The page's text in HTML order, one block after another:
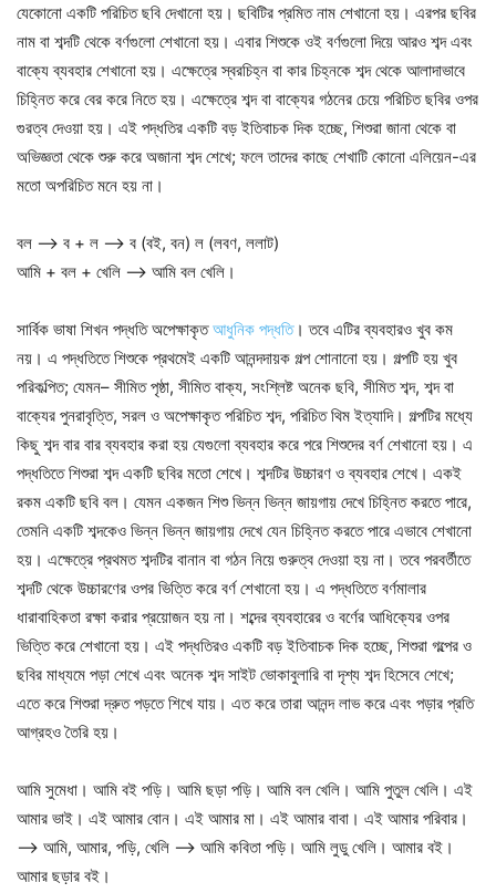
যেকোনো একটি পরিচিত ছবি দেখানো হয়। ছবিটির প্রমিত নাম শেখানো হয়। এরপর ছবির
নাম বা শব্দটি থেকে বর্ণগুলো শেখানো হয়। এবার শিশুকে ওই বর্ণগুলো দিয়ে আরও শব্দ এবং
বাক্যে ব্যবহার শেখানো হয়। এক্ষেত্রে স্বরচিহ্ন বা কার চিহ্নকে শব্দ থেকে আলাদাভাবে
চিহ্নিত করে বের করে নিতে হয়। এক্ষেত্রে শব্দ বা বাক্যের গঠনের চেয়ে পরিচিত ছবির ওপর
গুরত্ব দেওয়া হয়। এই পদ্ধতির একটি বড় ইতিবাচক দিক হচ্ছে, শিশুরা জানা থেকে বা
অভিজ্ঞতা থেকে শুরু করে অজানা শব্দ শেখে; ফলে তাদের কাছে শেখাটি কোনো এলিয়েন-এর
মতো অপরিচিত মনে হয় না।
বল –> ব + ল –> ব (বই, বন) ল (লবণ, ললাট)
আমি + বল + খেলি –> আমি বল খেলি।
সার্বিক ভাষা শিখন পদ্ধতি অপেক্ষাকৃতআধুনিক পদ্ধতি। তবে এটির ব্যবহারও খুব কম
নয়। এ পদ্ধতিতে শিশুকে প্রথমেই একটি আনন্দদায়ক গল্প শোনানো হয়। গল্পটি হয় খুব
পরিকল্পিত; যেমন– সীমিত পৃষ্ঠা, সীমিত বাক্য, সংশ্লিষ্ট অনেক ছবি, সীমিত শব্দ, শব্দ বা
বাক্যের পুনরাবৃত্তি, সরল ও অপেক্ষাকৃত পরিচিত শব্দ, পরিচিত থিম ইত্যাদি। গল্পটির মধ্যে
কিছু শব্দ বার বার ব্যবহার করা হয় যেগুলো ব্যবহার করে পরে শিশুদের বর্ণ শেখানো হয়। এ
পদ্ধতিতে শিশুরা শব্দ একটি ছবির মতো শেখে। শব্দটির উচ্চারণ ও ব্যবহার শেখে। একই
রকম একটি ছবি বল। যেমন একজন শিশু ভিন্ন ভিন্ন জায়গায় দেখে চিহ্নিত করতে পারে,
তেমনি একটি শব্দকেও ভিন্ন ভিন্ন জায়গায় দেখে যেন চিহ্নিত করতে পারে এভাবে শেখানো
হয়। এক্ষেত্রে প্রথমত শব্দটির বানান বা গঠন নিয়ে গুরুত্ব দেওয়া হয় না। তবে পরবর্তীতে
শব্দটি থেকে উচ্চারণের ওপর ভিত্তি করে বর্ণ শেখানো হয়। এ পদ্ধতিতে বর্ণমালার
ধারাবাহিকতা রক্ষা করার প্রয়োজন হয় না। শব্দের ব্যবহারের ও বর্ণের আধিক্যের ওপর
ভিত্তি করে শেখানো হয়। এই পদ্ধতিরও একটি বড় ইতিবাচক দিক হচ্ছে, শিশুরা গল্পের ও
ছবির মাধ্যমে পড়া শেখে এবং অনেক শব্দ সাইট ভোকাবুলারি বা দৃশ্য শব্দ হিসেবে শেখে;
এতে করে শিশুরা দ্রুত পড়তে শিখে যায়। এত করে তারা আনন্দ লাভ করে এবং পড়ার প্রতি
আগ্রহও তৈরি হয়।
আমি সুমেধা। আমি বই পড়ি। আমি ছড়া পড়ি। আমি বল খেলি। আমি পুতুল খেলি। এই
আমার ভাই। এই আমার বোন। এই আমার মা। এই আমার বাবা। এই আমার পরিবার।
–> আমি, আমার, পড়ি, খেলি –> আমি কবিতা পড়ি। আমি লুডু খেলি। আমার বই।
আমার ছড়ার বই।